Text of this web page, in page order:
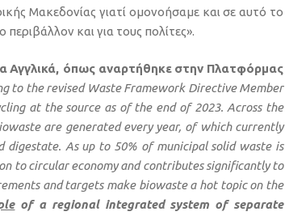
Μακεδονίας γιατί ομονοήσαμε και σε αυτό το
και για τους πολίτες».
Αγγλικά, όπως αναρτήθηκε στην Πλατφόρμας
to the revised Waste Framework Directive Member
at the source as of the end of 2023. Across the
are generated every year, of which currently
As up to 50% of municipal solid waste is
to circular economy and contributes significantly to
and targets make biowaste a hot topic on the
of a regional integrated system of separate